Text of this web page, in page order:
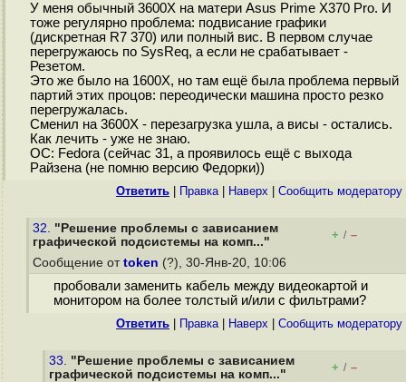
У меня обычный 3600X на матери Asus Prime X370 Pro. И
тоже регулярно проблема: подвисание графики
(дискретная R7 370) или полный вис. В первом случае
перегружаюсь по SysReq, а если не срабатывает -
Резетом.
Это же было на 1600X, но там ещё была проблема первый
партий этих процов: переодически машина просто резко
перегружалась.
Сменил на 3600Х - перезагрузка ушла, а висы - остались.
Как лечить - уже не знаю.
ОС: Fedora (сейчас 31, а проявилось ещё с выхода
Райзена (не помню версию Федорки))
Ответить Правка| Наверх Cообщить модератору
32. "Решение проблемы с зависанием
графической подсистемы на комп..."
+ / –
Сообщение от token (?), 30-Янв-20, 10:06
пробовали заменить кабель между видеокартой и
монитором на более толстый и/или с фильтрами?
Ответить Правка| Наверх Cообщить модератору
33. "Решение проблемы с зависанием
графической подсистемы на комп..."
+ / –